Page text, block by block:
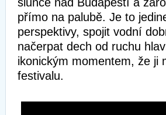
přímo na palubě. Je to
perspektivy, spojit vodní
načerpat dech od ruchu
ikonickým momentem, že ji
festivalu.